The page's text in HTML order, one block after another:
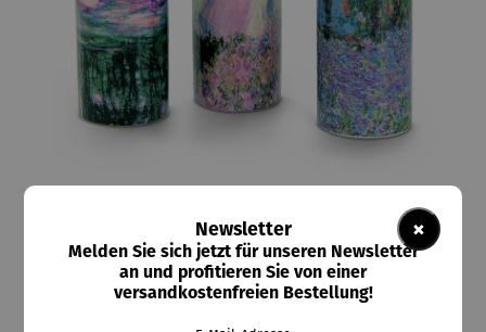
ars mundi
Teelichthalter 3er Set – Claude Monet
×
Newsletter
Melden Sie sich jetzt für unseren Newsletter
an und profitieren Sie von einer
versandkostenfreien Bestellung!